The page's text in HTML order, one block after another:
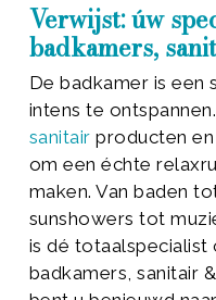
Verwijst: úw
badkamers,
De badkamer is een
intens te
sanitairproducten
om een échte
maken. Van baden
sunshowers tot
is dé totaalspecialist
badkamers, sanitair